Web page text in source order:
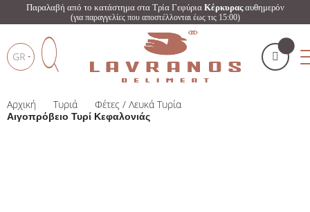
Παραλαβή από το κατάστημα στα Τρία Γεφύρια Κέρκυραςαυθημερόν
(για παραγγελίες που αποστέλλονται έως τις 15:00)
GR
Products
search
Το καλάθι μου ()
Αρχική Τυριά Φέτες / Λευκά Τυρία
Αιγοπρόβειο Τυρί Κεφαλονιάς